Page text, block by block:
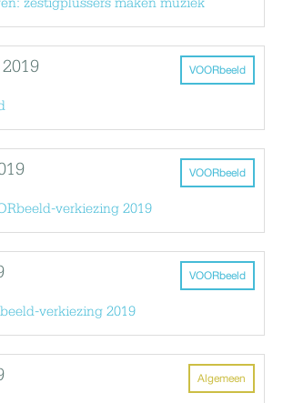
zestigplussers maken muziek
VOORbeeld
VOORbeeld
verkiezing 2019
VOORbeeld
verkiezing 2019
Algemeen